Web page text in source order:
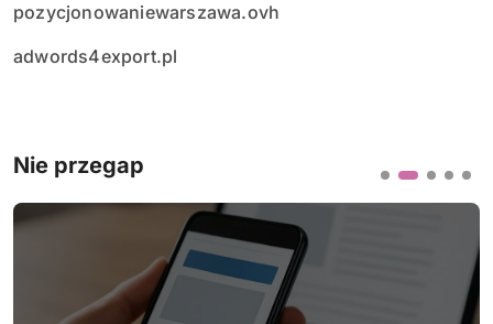
pozycjonowaniewarszawa.ovh
adwords4export.pl
Nie przegap